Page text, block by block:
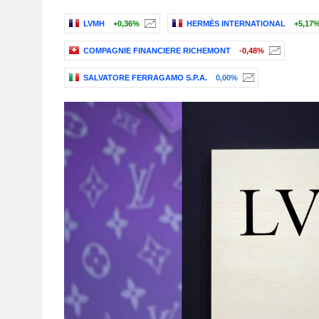
LVMH +0,36% HERMÈS INTERNATIONAL
COMPAGNIE FINANCIERE RICHEMONT -0,48%
SALVATORE FERRAGAMO S.P.A. 0,00%